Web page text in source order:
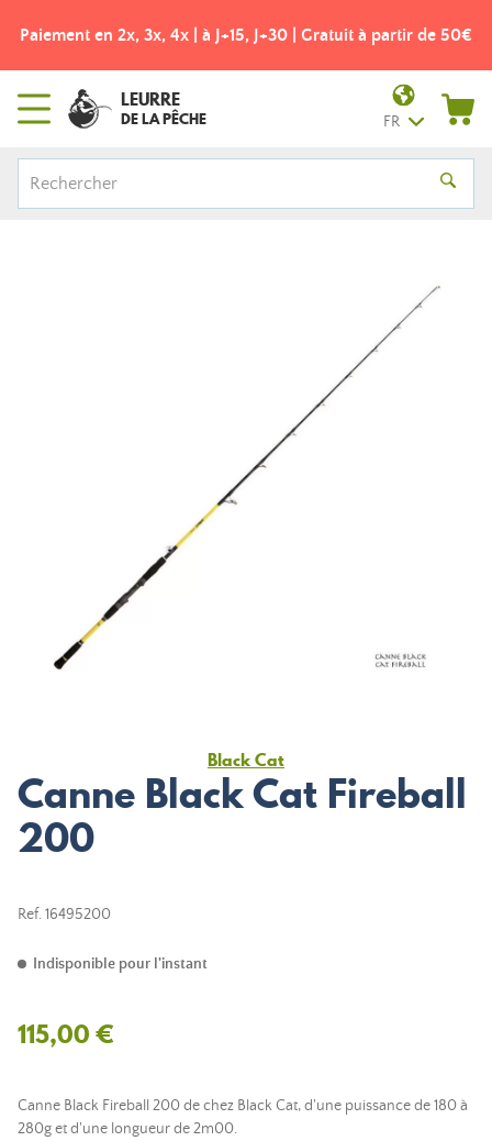
Paiement en 2x, 3x, 4x | à J+15, J+30 | Gratuit à partir de 50€
LEURRE
DE LA PÊCHE FR
Black Cat
Canne Black Cat Fireball
200
Ref. 16495200
Indisponible pour l'instant
115,00 €
Canne Black Fireball 200 de chez Black Cat, d'une puissance de 180 à
280g et d'une longueur de 2m00.